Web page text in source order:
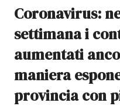
Coronavirus:
settimana i
aumentati
maniera
provincia con